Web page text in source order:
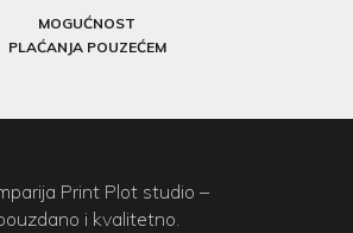
MOGUĆNOST
PLAĆANJA POUZEĆEM
Print Plot studio –
i kvalitetno.